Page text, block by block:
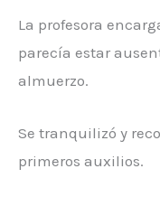
La profesora
parecía estar
almuerzo.
Se tranquilizó y
primeros auxilios.